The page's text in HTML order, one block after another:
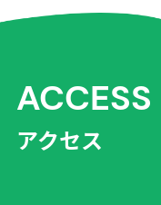
ACCESS
アクセス